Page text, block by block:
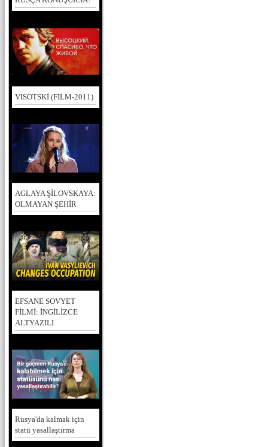
VISOTSKİ (FILM-2011)
AGLAYA ŞİLOVSKAYA:
OLMAYAN ŞEHİR
EFSANE SOVYET
FİLMİ: İNGİLİZCE
ALTYAZILI
Rusya'da kalmak için
statü yasallaştırma